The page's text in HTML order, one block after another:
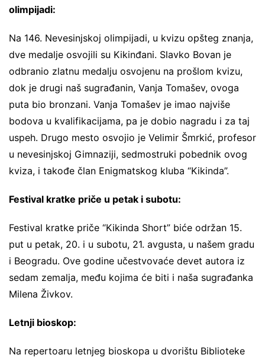
olimpijadi:
Na 146. Nevesinjskoj olimpijadi, u kvizu opšteg znanja,
dve medalje osvojili su Kikinđani. Slavko Bovan je
odbranio zlatnu medalju osvojenu na prošlom kvizu,
dok je drugi naš sugrađanin, Vanja Tomašev, ovoga
puta bio bronzani. Vanja Tomašev je imao najviše
bodova u kvalifikacijama, pa je dobio nagradu i za taj
uspeh. Drugo mesto osvojio je Velimir Šmrkić, profesor
u nevesinjskoj Gimnaziji, sedmostruki pobednik ovog
kviza, i takođe član Enigmatskog kluba “Kikinda”.
Festival kratke priče u petak i subotu:
Festival kratke priče “Kikinda Short” biće održan 15.
put u petak, 20. i u subotu, 21. avgusta, u našem gradu
i Beogradu. Ove godine učestvovaće devet autora iz
sedam zemalja, među kojima će biti i naša sugrađanka
Milena Živkov.
Letnji bioskop:
Na repertoaru letnjeg bioskopa u dvorištu Biblioteke